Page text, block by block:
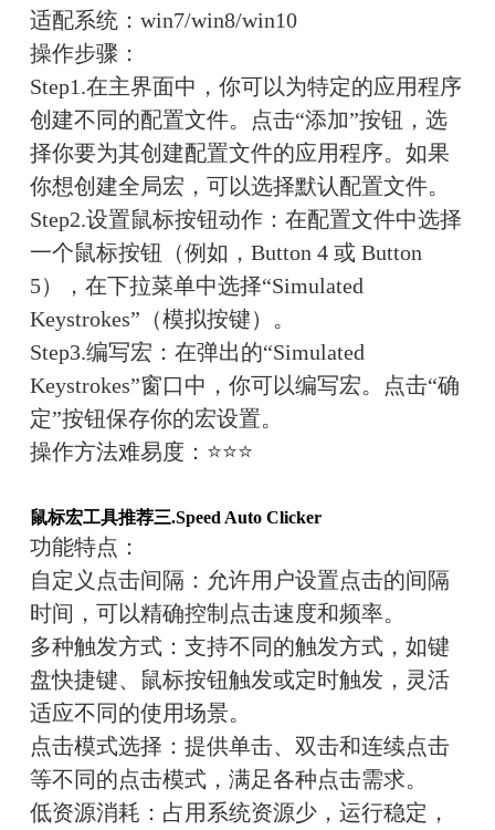
适配系统： win7/win8/win10
操作步骤：
Step1.在主界面中，你可以为特定的应用程序
创建不同的配置文件。点击“添加”按钮，选
择你要为其创建配置文件的应用程序。如果
你想创建全局宏，可以选择默认配置文件。
Step2.设置鼠标按钮动作：在配置文件中选择
一个鼠标按钮（例如，Button 4 或 Button
5），在下拉菜单中选择“Simulated
Keystrokes”（模拟按键）。
Step3.编写宏：在弹出的“Simulated
Keystrokes”窗口中，你可以编写宏。点击“确
定”按钮保存你的宏设置。
操作方法难易度： ⭐⭐⭐
鼠标宏工具推荐三.Speed Auto Clicker
功能特点：
自定义点击间隔 ：允许用户设置点击的间隔
时间，可以精确控制点击速度和频率。
多种触发方式：支持不同的触发方式，如键
盘快捷键、鼠标按钮触发或定时触发，灵活
适应不同的使用场景。
点击模式选择 ：提供单击、双击和连续点击
等不同的点击模式，满足各种点击需求。
低资源消耗 ：占用系统资源少，运行稳定，